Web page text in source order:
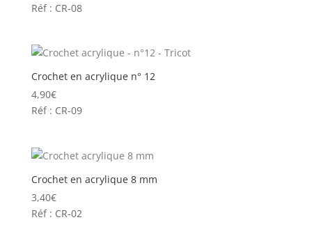
Réf : CR-08
Crochet en acrylique n° 12
4,90€
Réf : CR-09
Crochet en acrylique 8 mm
3,40€
Réf : CR-02